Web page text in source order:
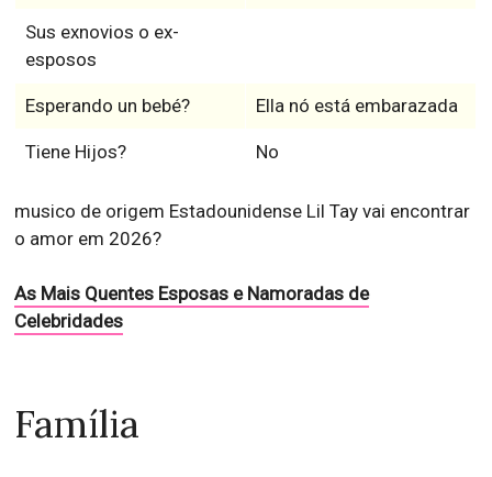
Sus exnovios o ex-
esposos
Esperando un bebé? Ella nó está embarazada
Tiene Hijos? No
musico de origem Estadounidense Lil Tay vai encontrar
o amor em 2026?
As Mais Quentes Esposas e Namoradas de
Celebridades
Família